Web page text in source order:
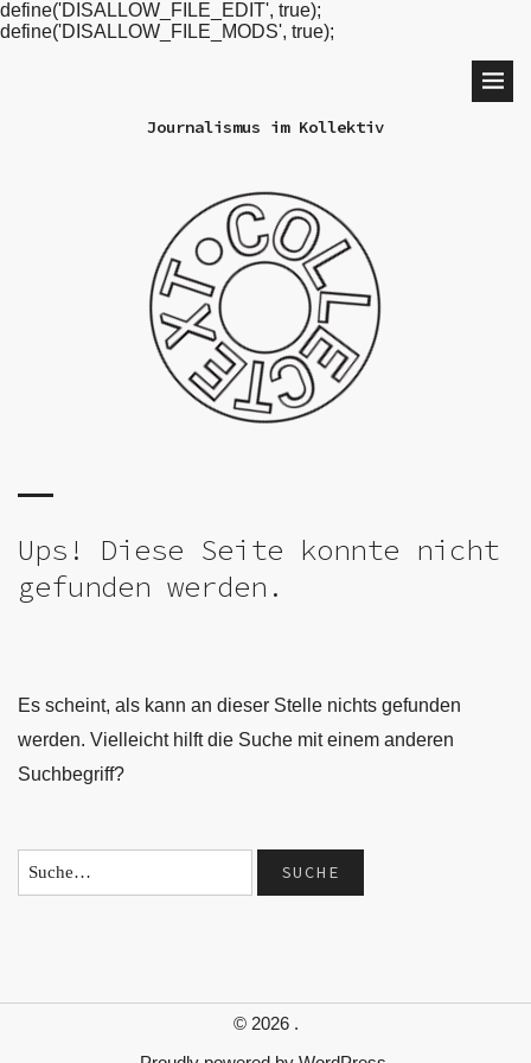
define('DISALLOW_FILE_EDIT', true);
define('DISALLOW_FILE_MODS', true);
Journalismus im Kollektiv
Ups! Diese Seite konnte nicht
gefunden werden.
Es scheint, als kann an dieser Stelle nichts gefunden
werden. Vielleicht hilft die Suche mit einem anderen
Suchbegriff?
© 2026 .